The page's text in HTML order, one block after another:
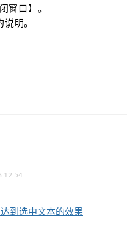
窗口】。
明。
12:54
到选中文本的效果